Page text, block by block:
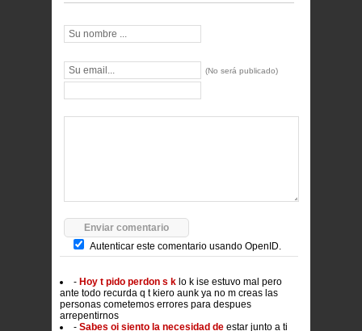
(No será publicado)
Autenticar este comentario usando OpenID.
- Hoy t pido perdon s k lo k ise estuvo mal pero
ante todo recurda q t kiero aunk ya no m creas las
personas cometemos errores para despues
arrepentirnos
- Sabes oi siento la necesidad de estar junto a ti